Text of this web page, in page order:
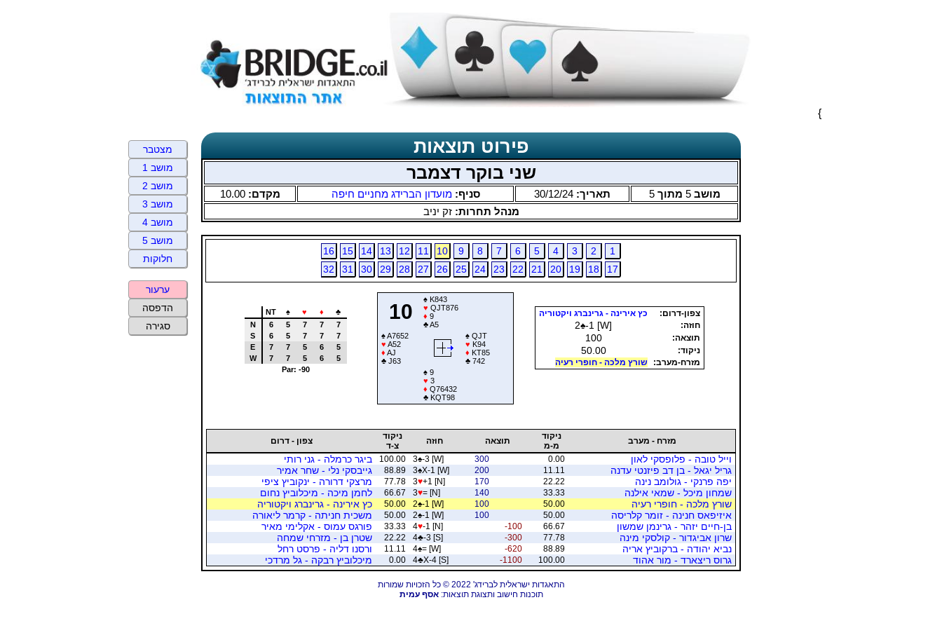
}
פירוט תוצאות
שני בוקר דצמבר
מושב5 מתוך5 תאריך: 30/12/24 סניף:מועדון הברידג מחניים חיפה מקדם:10.00
מנהל תחרות:זק יניב
1
2
3
4
5
6
7
8
9
10
11
12
13
14
15
16
17
18
19
20
21
22
23
24
25
26
27
28
29
30
31
32
צפון-דרום:
כץ אירינה - גרינברג ויקטוריה
חוזה:
2♠-1 [W]
תוצאה: 100
ניקוד: 50.00
מזרח-מערב: שורץ מלכה - חופרי רעיה
10
♠ K843
♥ QJT876
♦ 9
♣A5
♠A7652
♥ A52
♦ AJ
♣ J63
♠ QJT
♥ K94
♦ KT85
♣ 742
♠ 9
♥ 3
♦ Q76432
♣ KQT98
NT ♠ ♥ ♦
♣
N
6 5 7 7
7
S
6 5 7 7
7
E
7 7 5 6
5
W
7 7 5 6
5
Par: -90
מזרח - מערב
ניקוד
מ-מ
תוצאה חוזה
ניקוד
צ-ד
צפון - דרום
וייל טובה - פלופסקי לאון 0.00
300
3♠-3 [W]
100.00
ביגר כרמלה - גני רותי
גריל יגאל - בן דב פיזנטי עדנה
11.11
200
3♠X-1 [W]
88.89
גייבסקי נלי - שחר אמיר
יפה פרנקי - גולומב נינה
22.22
170
3♥+1 [N]
77.78
מרצקי דרורה - ינקוביץ ציפי
שמחון מיכל - שמאי אילנה
33.33
140
3♥= [N]
66.67
לחמן מיכה - מיכלוביץ נחום
שורץ מלכה - חופרי רעיה
50.00
100
2♠-1 [W]
50.00
כץ אירינה - גרינברג ויקטוריה
איזיפאס חנינה - זומר קלריסה
50.00
100
2♠-1 [W]
50.00
משכית חניתה - קרמר ליאורה
בן-חיים יזהר - גרינמן שמשון
66.67
-100
4♥-1 [N]
33.33
פורגס עמוס - אקלימי מאיר
שרון אביגדור - קולסקי מינה
77.78
-300
4♣-3 [S]
22.22
שטרן בן - מזרחי שמחה
נביא יהודה - ברקוביץ אריה
88.89
-620
4♠= [W]
11.11
ורסנו דליה - פרסט רחל
גרוס ריצארד - מור אהוד
100.00
-1100
4♣X-4 [S]
0.00 מיכלוביץ רבקה - גל מרדכי
התאגדות ישראלית לברידג' 2022 © כל הזכויות שמורות
תוכנות חישוב ותצוגת תוצאות:אסף עמית
מצטבר
מושב 1
מושב 2
מושב 3
מושב 4
מושב 5
חלוקות
ערעור
הדפסה
סגירה